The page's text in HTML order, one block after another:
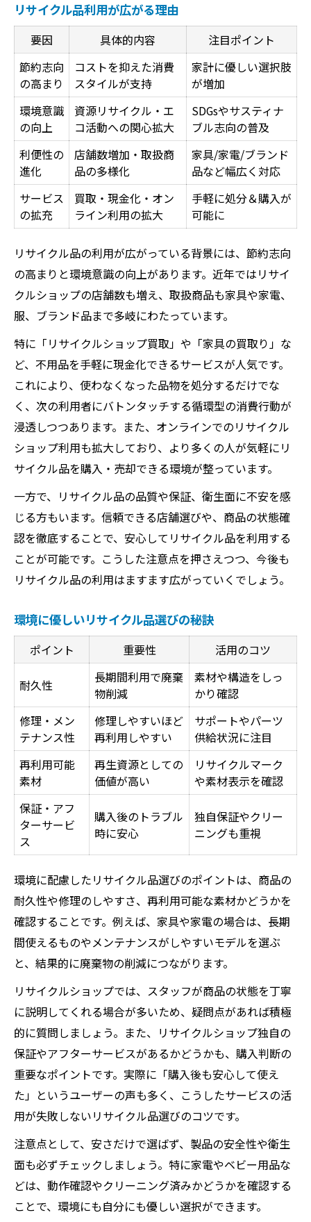
リサイクル品利用が広がる理由
要因 具体的内容
注目ポイント
節約志向
の高まり
コストを抑えた消費
スタイルが支持
家計に優しい選択肢
が増加
環境意識
の向上
資源リサイクル・エ
コ活動への関心拡大
SDGsやサスティナ
ブル志向の普及
利便性の
進化
店舗数増加・取扱商
品の多様化
家具/家電/ブランド
品など幅広く対応
サービス
の拡充
買取・現金化・オン
ライン利用の拡大
手軽に処分＆購入が
可能に
リサイクル品の利用が広がっている背景には、節約志向
の高まりと環境意識の向上があります。近年ではリサイ
クルショップの店舗数も増え、取扱商品も家具や家電、
服、ブランド品まで多岐にわたっています。
特に「リサイクルショップ買取」や「家具の買取り」な
ど、不用品を手軽に現金化できるサービスが人気です。
これにより、使わなくなった品物を処分するだけでな
く、次の利用者にバトンタッチする循環型の消費行動が
浸透しつつあります。また、オンラインでのリサイクル
ショップ利用も拡大しており、より多くの人が気軽にリ
サイクル品を購入・売却できる環境が整っています。
一方で、リサイクル品の品質や保証、衛生面に不安を感
じる方もいます。信頼できる店舗選びや、商品の状態確
認を徹底することで、安心してリサイクル品を利用する
ことが可能です。こうした注意点を押さえつつ、今後も
リサイクル品の利用はますます広がっていくでしょう。
環境に優しいリサイクル品選びの秘訣
ポイント 重要性 活用のコツ
耐久性
長期間利用で廃棄
物削減
素材や構造をしっ
かり確認
修理・メン
テナンス性
修理しやすいほど
再利用しやすい
サポートやパーツ
供給状況に注目
再利用可能
素材
再生資源としての
価値が高い
リサイクルマーク
や素材表示を確認
保証・アフ
ターサービ
ス
購入後のトラブル
時に安心
独自保証やクリー
ニングも重視
環境に配慮したリサイクル品選びのポイントは、商品の
耐久性や修理のしやすさ、再利用可能な素材かどうかを
確認することです。例えば、家具や家電の場合は、長期
間使えるものやメンテナンスがしやすいモデルを選ぶ
と、結果的に廃棄物の削減につながります。
リサイクルショップでは、スタッフが商品の状態を丁寧
に説明してくれる場合が多いため、疑問点があれば積極
的に質問しましょう。また、リサイクルショップ独自の
保証やアフターサービスがあるかどうかも、購入判断の
重要なポイントです。実際に「購入後も安心して使え
た」というユーザーの声も多く、こうしたサービスの活
用が失敗しないリサイクル品選びのコツです。
注意点として、安さだけで選ばず、製品の安全性や衛生
面も必ずチェックしましょう。特に家電やベビー用品な
どは、動作確認やクリーニング済みかどうかを確認する
ことで、環境にも自分にも優しい選択ができます。